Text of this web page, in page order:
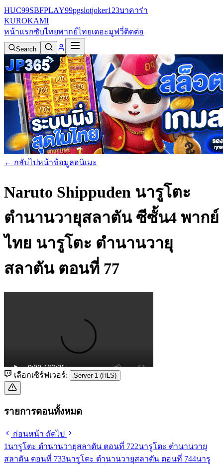
HUC99SBFPLAY99pgslotjoker123บาคาร่า
KUROKAMI
หน้าแรกซับไทยพากย์ไทยเดอะมูฟวี่ติดต่อ
Search
← กลับไปหน้าข้อมูลอนิเมะ
Naruto Shippuden นารูโตะ
ตำนานวายุสลาตัน ซีซั้น4 พากย์
ไทย นารูโตะ ตำนานวายุ
สลาตัน ตอนที่ 77
เลือกเซิร์ฟเวอร์: Server 1 (HLS)
รายการตอนทั้งหมด
ก่อนหน้า ถัดไป
1 นารูโตะ ตำนานวายุสลาตัน ตอนที่ 722นารูโตะ ตำนานวายุ
สลาตัน ตอนที่ 733นารูโตะ ตำนานวายุสลาตัน ตอนที่ 744นารู